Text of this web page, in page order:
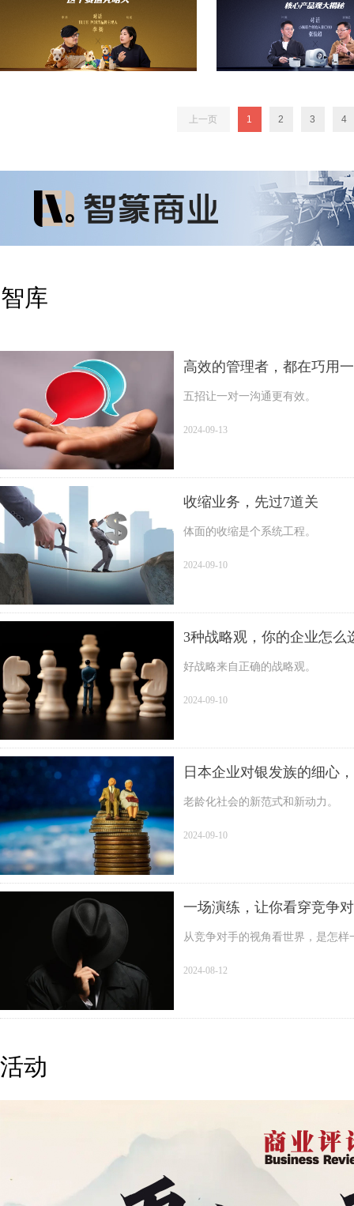
智库
高效的管理者，都在巧用
五招让一对一沟通更有效。
2024-09-13
收缩业务，先过7道关
体面的收缩是个系统工程。
2024-09-10
3种战略观，你的企业怎么
好战略来自正确的战略观。
2024-09-10
日本企业对银发族的细心
老龄化社会的新范式和新动力。
2024-09-10
一场演练，让你看穿竞争
从竞争对手的视角看世界，是怎样
2024-08-12
活动
上一页 1 2 3 4